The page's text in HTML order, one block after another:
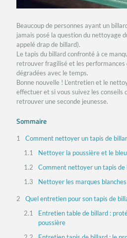
Beaucoup de personnes ayant un
jamais posé la question du nettoyage
appelé drap de billard).
Le tapis du billard confronté à ce
retrouver fragilisé et les
dégradées avec le temps.
Bonne nouvelle ! L’entretien et le
effectuer et si vous suivez les conseils
retrouver une seconde jeunesse.
Sommaire
Comment nettoyer un tapis de
Nettoyer la poussière et le
Comment nettoyer un tapis de
Nettoyer les marques
Quel entretien pour son tapis de
Entretien table de billard :
poussière